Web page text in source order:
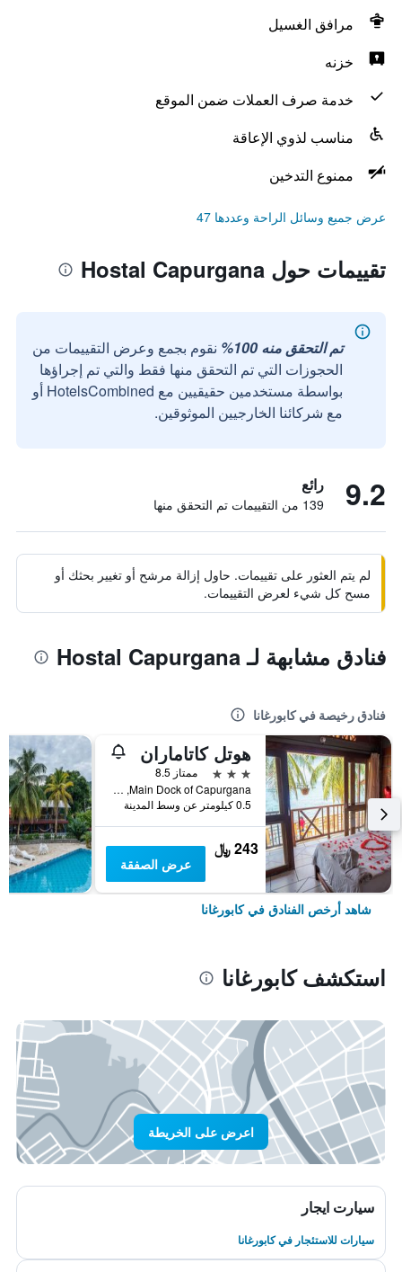
مرافق الغسيل
خزنه
خدمة صرف العملات ضمن الموقع
مناسب لذوي الإعاقة
ممنوع التدخين
عرض جميع وسائل الراحة وعددها 47
تقييمات حول Hostal Capurgana
تم التحقق منه 100%
نقوم بجمع وعرض التقييمات من
الحجوزات التي تم التحقق منها فقط والتي تم إجراؤها
بواسطة مستخدمين حقيقيين مع HotelsCombined أو
مع شركائنا الخارجيين الموثوقين.
9.2 رائع
139 من التقييمات تم التحقق منها
لم يتم العثور على تقييمات. حاول إزالة مرشح أو تغيير بحثك أو
مسح كل شيء لعرض التقييمات.
فنادق مشابهة لـ Hostal Capurgana
فنادق رخيصة في كابورغانا
هوتل كاتاماران
3 نجوم
ممتاز 8.5
Main Dock of Capurgana, كابورغانا, كولومبيا
0.5 كيلومتر عن وسط المدينة
243 ﷼
عرض الصفقة
شاهد أرخص الفنادق في كابورغانا
استكشف كابورغانا
اعرض على الخريطة
سيارت ايجار
سيارات للاستئجار في كابورغانا